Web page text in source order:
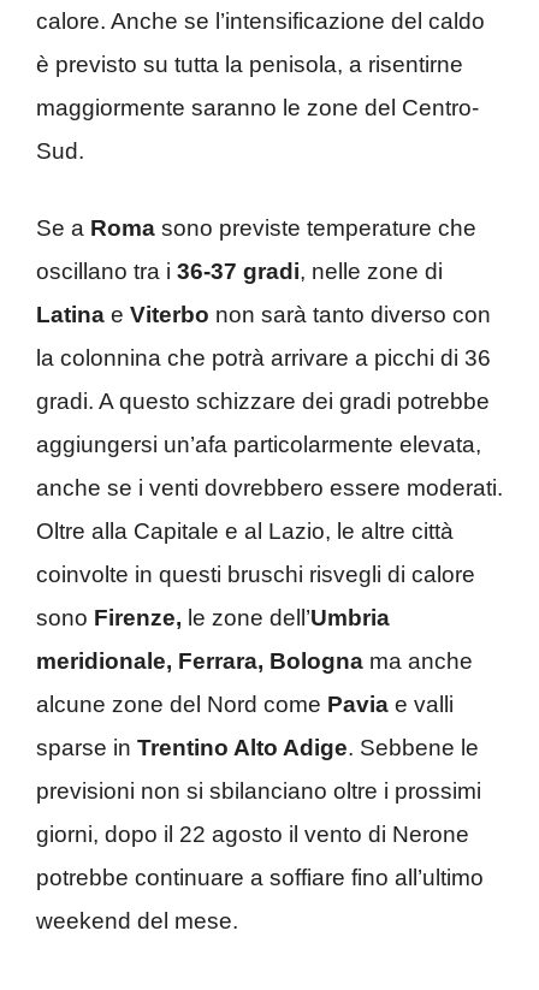
calore. Anche se l’intensificazione del caldo
è previsto su tutta la penisola, a risentirne
maggiormente saranno le zone del Centro-
Sud.
Se a Roma sono previste temperature che
oscillano tra i 36-37 gradi, nelle zone di
Latina e Viterbo non sarà tanto diverso con
la colonnina che potrà arrivare a picchi di 36
gradi. A questo schizzare dei gradi potrebbe
aggiungersi un’afa particolarmente elevata,
anche se i venti dovrebbero essere moderati.
Oltre alla Capitale e al Lazio, le altre città
coinvolte in questi bruschi risvegli di calore
sono Firenze, le zone dell’Umbria
meridionale, Ferrara, Bologna ma anche
alcune zone del Nord come Pavia e valli
sparse in Trentino Alto Adige. Sebbene le
previsioni non si sbilanciano oltre i prossimi
giorni, dopo il 22 agosto il vento di Nerone
potrebbe continuare a soffiare fino all’ultimo
weekend del mese.